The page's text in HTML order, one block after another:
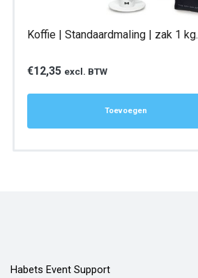
Koffie | Standaardmaling | zak 1 kg.
€12,35 excl. BTW
Toevoegen
Habets Event Support